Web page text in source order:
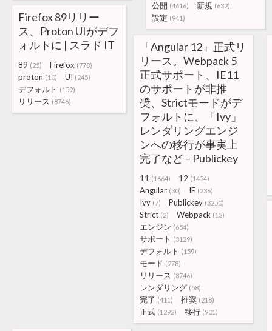
公開 (4616) 新規 (632)
設定 (941)
Firefox 89リリー
ス、Proton UIがデフ
ォルトに | スラド IT
89 (25) Firefox (778)
proton (10) UI (245)
デフォルト (159)
リリース (8746)
「Angular 12」正式リ
リース。Webpack 5
正式サポート、IE11
のサポートが非推
奨、Strictモードがデ
フォルトに、「Ivy」
レンダリングエンジ
ンへの移行が事実上
完了など – Publickey
11 (1664) 12 (1454)
Angular (30) IE (236)
Ivy (7) Publickey (3250)
Strict (2) Webpack (13)
エンジン (654)
サポート (3129)
デフォルト (159)
モード (278)
リリース (8746)
レンダリング (58)
完了 (411) 推奨 (218)
正式 (1292) 移行 (901)